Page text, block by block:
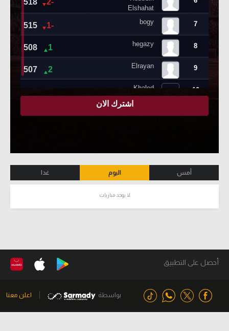
أمس اليوم غدا
لا يوجد مباريات
أحصل على التطبيق
بواسطة اعلن معنا